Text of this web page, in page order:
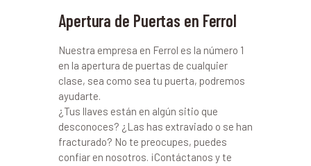
Apertura de Puertas en Ferrol
Nuestra empresa en Ferrol es la número 1
en la apertura de puertas de cualquier
clase, sea como sea tu puerta, podremos
ayudarte.
¿Tus llaves están en algún sitio que
desconoces? ¿Las has extraviado o se han
fracturado? No te preocupes, puedes
confiar en nosotros. ¡Contáctanos y te